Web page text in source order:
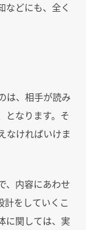
などにも、全く
は、相手が読み
となります。そ
なければいけま
、内容にあわせ
計をしていくこ
に関しては、実